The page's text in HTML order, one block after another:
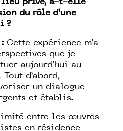
lieu privé, a-t-elle
du rôle d’une
?
: Cette expérience m’a
que je
aujourd’hui au
d’abord,
un dialogue
et établis.
entre les œuvres
en résidence